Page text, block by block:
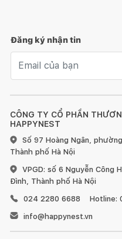
CÔNG TY CỔ PHẦN
HAPPYNEST
Số 97 Hoàng Ngân,
Thành phố Hà Nội
VPGD: số 6 Nguyễn Công
Đình, Thành phố Hà Nội
024 2280 6688
Hotline:
info@happynest.vn
Đăng ký nhận tin